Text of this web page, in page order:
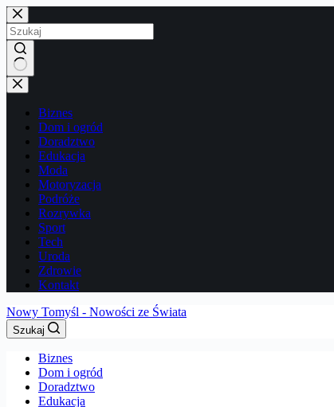
Przejdź
do
treści
Brak
wyników
Biznes
Dom i ogród
Doradztwo
Edukacja
Moda
Motoryzacja
Podróże
Rozrywka
Sport
Tech
Uroda
Zdrowie
Kontakt
Nowy Tomyśl - Nowości ze Świata
Szukaj
Biznes
Dom i ogród
Doradztwo
Edukacja